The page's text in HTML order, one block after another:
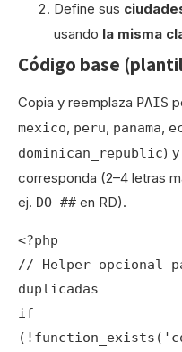
Define sus
usando la misma
Código base
Copia y reemplaza PAIS
mexico, peru, panama,
dominican_republic) y
corresponda (2–4 letras
ej. DO-## en RD).
<?php
// Helper opcional
duplicadas
if